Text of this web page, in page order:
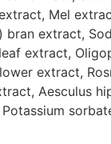
Mel
bran extract,
extract,
extract,
Aesculus